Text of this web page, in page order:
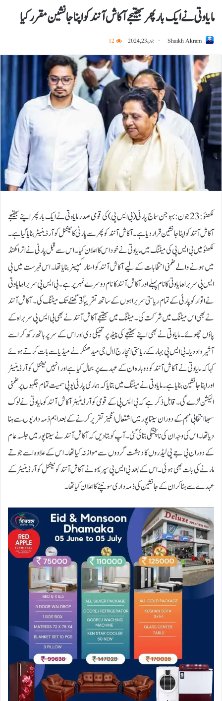
مایاوتی نے ایک بار پھر بھتیجے آکاش آنند کو اپنا جانشین مقرر کیا
Shaikh Akram جون 23, 2024 12
لکھنؤ: 23 جون:بہوجن سماج پارٹی (بی ایس پی) کی قومی صدر مایاوتی نے ایک بار پھر اپنے بھتیجے
آکاش آنند کو اپنا جانشین قرار دیا ہے۔ آکاش آنند کو پھر سے پارٹی کا نیشنل کوآرڈینیٹر بنایا گیا ہے۔
لکھنؤ میں بی ایس پی کی میٹنگ میں مایاوتی نے خود اس کا اعلان کیا۔ اس سے قبل پارٹی نے اتراکھنڈ
میں ہونے والے ضمنی انتخابات کے لیے آکاش آنند کو اسٹار کمپینر بنایا تھا۔ اس فہرست میں بی
ایس پی سربراہ مایاوتی کا نام پہلے اور آکاش آنند کا نام دوسرے نمبر پر ہے۔ بی ایس پی سربراہ مایاوتی
نے اتوار کو پارٹی کے تمام ریاستی سربراہوں کے ساتھ تقریباً 3 گھنٹے تک میٹنگ کی۔ آکاش آنند
نے بھی اس میٹنگ میں شرکت کی۔ میٹنگ میں بھتیجے آکاش آنند نے بھی بی ایس پی سربراہ کے
پاؤں چھوئے۔ مایاوتی نے بھی اپنے بھتیجے کی پیٹھ پر تھپکی دی اور اس کے سر پر ہاتھ رکھ کر اسے
آشیرواد دیا۔ بی ایس پی بہار کے ریاستی انچارج لال جی میدھنکر نے میڈیا سے بات کرتے ہوئے
کہا کہ مایاوتی نے آکاش آنند کو دوبارہ ان کے عہدے پر بحال کیا ہے اور انہیں نیشنل کوآرڈینیٹر
اور اپنا جانشین بنایا ہے۔ مایاوتی نے میٹنگ میں بتایا کہ ہماری پارٹی یوپی سمیت تمام جگہوں پر ضمنی
الیکشن لڑے گی۔ قابل ذکر ہے کہ بی ایس پی کے قومی کوآرڈینیٹر آکاش آنند کو مایاوتی نے لوک
سبھا انتخابی مہم کے دوران سیتا پور میں اشتعال انگیز تقریر کرنے کے بعد اہم ذمہ داریوں سے ہٹا
دیا تھا۔ اس کی وجہ ان کی ناپختگی بتائی گئی۔ آپ کو بتا دیں کہ آکاش آنند نے سیتا پور میں جلسہ عام
کے دوران بی جے پی لیڈروں کا دہشت گردوں سے موازنہ کیا تھا۔ اس کے علاوہ اسے جوتے
مارنے کی بات بھی ہوئی۔ اس کے بعد بی ایس پی سپریمو نے آکاش آنند کو نیشنل کوآرڈینیٹر کے
عہدے سے ہٹا کر ان کے جانشین کی ذمہ داری سونپنے کا اعلان کیا تھا۔